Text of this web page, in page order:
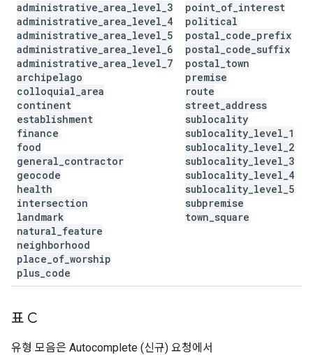
administrative area level 3
administrative area level 4
administrative area level 5
administrative area level 6
administrative area level 7
archipelago
colloquial area
continent
establishment
finance
food
general contractor
geocode
health
intersection
landmark
natural feature
neighborhood
place of worship
plus code
point of interest
political
postal code prefix
postal code suffix
postal town
premise
route
street address
sublocality
sublocality level 1
sublocality level 2
sublocality level 3
sublocality level 4
sublocality level 5
subpremise
town square
표 C
유형 모음은 Autocomplete (신규) 요청에서